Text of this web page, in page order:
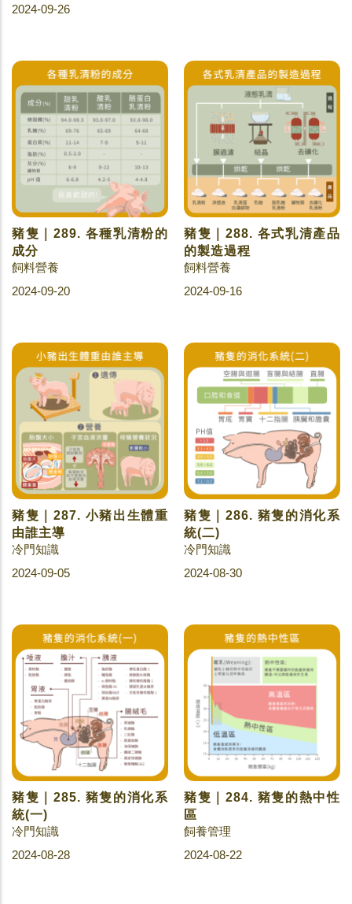
2024-09-26
豬隻｜289. 各種乳清粉的
成分
飼料營養
2024-09-20
豬隻｜288. 各式乳清產品
的製造過程
飼料營養
2024-09-16
豬隻｜287. 小豬出生體重
由誰主導
冷門知識
2024-09-05
豬隻｜286. 豬隻的消化系
統(二)
冷門知識
2024-08-30
豬隻｜285. 豬隻的消化系
統(一)
冷門知識
2024-08-28
豬隻｜284. 豬隻的熱中性
區
飼養管理
2024-08-22